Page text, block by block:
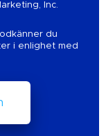
Inc.
du
i enlighet med